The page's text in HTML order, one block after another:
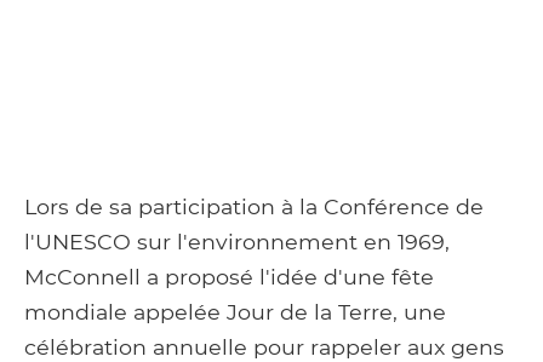
Lors de sa participation à la Conférence de
l'UNESCO sur l'environnement en 1969,
McConnell a proposé l'idée d'une fête
mondiale appelée Jour de la Terre, une
célébration annuelle pour rappeler aux gens